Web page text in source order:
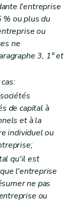
l'entreprise
% ou plus du
ou
ne
3, 1° et
de capital à
et à la
individuel ou
qu'il est
l'entreprise
ne pas
ou